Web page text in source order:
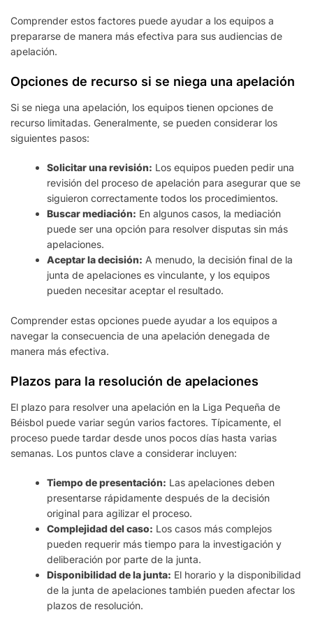
Comprender estos factores puede ayudar a los equipos a
prepararse de manera más efectiva para sus audiencias de
apelación.
Opciones de recurso si se niega una apelación
Si se niega una apelación, los equipos tienen opciones de
recurso limitadas. Generalmente, se pueden considerar los
siguientes pasos:
Solicitar una revisión: Los equipos pueden pedir una
revisión del proceso de apelación para asegurar que se
siguieron correctamente todos los procedimientos.
Buscar mediación: En algunos casos, la mediación
puede ser una opción para resolver disputas sin más
apelaciones.
Aceptar la decisión: A menudo, la decisión final de la
junta de apelaciones es vinculante, y los equipos
pueden necesitar aceptar el resultado.
Comprender estas opciones puede ayudar a los equipos a
navegar la consecuencia de una apelación denegada de
manera más efectiva.
Plazos para la resolución de apelaciones
El plazo para resolver una apelación en la Liga Pequeña de
Béisbol puede variar según varios factores. Típicamente, el
proceso puede tardar desde unos pocos días hasta varias
semanas. Los puntos clave a considerar incluyen:
Tiempo de presentación: Las apelaciones deben
presentarse rápidamente después de la decisión
original para agilizar el proceso.
Complejidad del caso: Los casos más complejos
pueden requerir más tiempo para la investigación y
deliberación por parte de la junta.
Disponibilidad de la junta: El horario y la disponibilidad
de la junta de apelaciones también pueden afectar los
plazos de resolución.